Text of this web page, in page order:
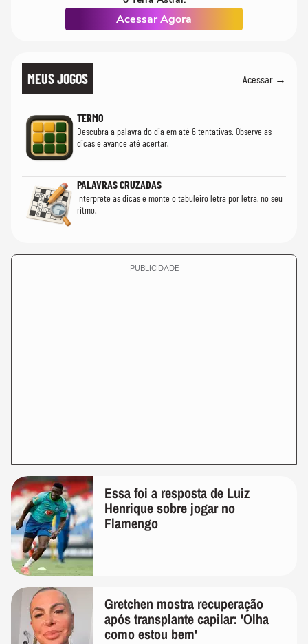
Acessar Agora
MEUS JOGOS Acessar →
TERMO
Descubra a palavra do dia em até 6 tentativas. Observe as
dicas e avance até acertar.
PALAVRAS CRUZADAS
Interprete as dicas e monte o tabuleiro letra por letra, no seu
ritmo.
PUBLICIDADE
Essa foi a resposta de Luiz
Henrique sobre jogar no
Flamengo
Gretchen mostra recuperação
após transplante capilar: 'Olha
como estou bem'